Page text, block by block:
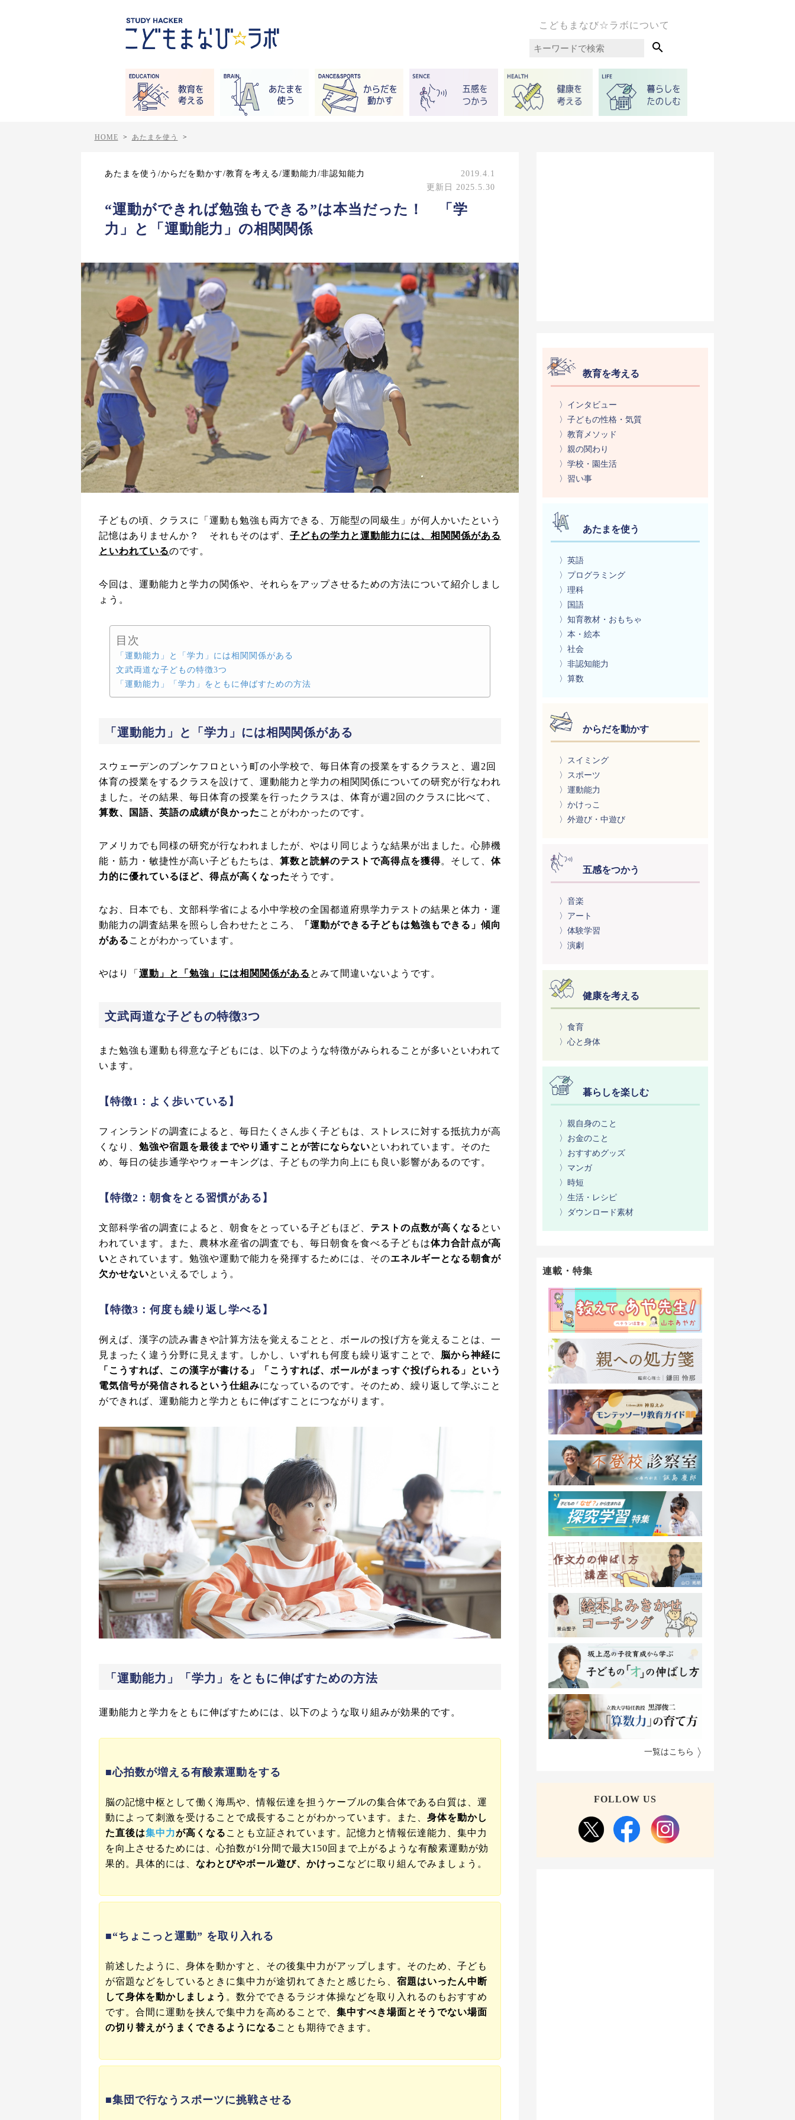
こどもまなび☆ラボについて

HOME > あたまを使う >
あたまを使う/からだを動かす/教育を考える/運動能力/非認知能力
2019.4.1
更新日 2025.5.30
“運動ができれば勉強もできる”は本当だった！ 「学
力」と「運動能力」の相関関係
子どもの頃、クラスに「運動も勉強も両方できる、万能型の同級生」が何人かいたという
記憶はありませんか？ それもそのはず、 子どもの学力と運動能力には、相関関係がある
といわれているのです。
今回は、運動能力と学力の関係や、それらをアップさせるための方法について紹介しまし
ょう。
目次
「運動能力」と「学力」には相関関係がある
文武両道な子どもの特徴3つ
「運動能力」「学力」をともに伸ばすための方法
「運動能力」と「学力」には相関関係がある
スウェーデンのブンケフロという町の小学校で、毎日体育の授業をするクラスと、週2回
体育の授業をするクラスを設けて、運動能力と学力の相関関係についての研究が行なわれ
ました。その結果、毎日体育の授業を行ったクラスは、体育が週2回のクラスに比べて、
算数、国語、英語の成績が良かった ことがわかったのです。
アメリカでも同様の研究が行なわれましたが、やはり同じような結果が出ました。心肺機
能・筋力・敏捷性が高い子どもたちは、 算数と読解のテストで高得点を獲得。そして、 体
力的に優れているほど、得点が高くなったそうです。
なお、日本でも、文部科学省による小中学校の全国都道府県学力テストの結果と体力・運
動能力の調査結果を照らし合わせたところ、
「運動ができる子どもは勉強もできる」傾向
がある ことがわかっています。
やはり「 運動」と「勉強」には相関関係がある とみて間違いないようです。
文武両道な子どもの特徴3つ
また勉強も運動も得意な子どもには、以下のような特徴がみられることが多いといわれて
います。
【特徴1：よく歩いている】
フィンランドの調査によると、毎日たくさん歩く子どもは、ストレスに対する抵抗力が高
くなり、 勉強や宿題を最後までやり通すことが苦にならないといわれています。そのた
め、毎日の徒歩通学やウォーキングは、子どもの学力向上にも良い影響があるのです。
【特徴2：朝食をとる習慣がある】
文部科学省の調査によると、朝食をとっている子どもほど、 テストの点数が高くなる とい
われています。また、農林水産省の調査でも、毎日朝食を食べる子どもは体力合計点が高
いとされています。勉強や運動で能力を発揮するためには、そのエネルギーとなる朝食が
欠かせないといえるでしょう。
【特徴3：何度も繰り返し学べる】
例えば、漢字の読み書きや計算方法を覚えることと、ボールの投げ方を覚えることは、一
見まったく違う分野に見えます。しかし、いずれも何度も繰り返すことで、 脳から神経に
「こうすれば、この漢字が書ける」「こうすれば、ボールがまっすぐ投げられる」という
電気信号が発信されるという仕組みになっているのです。そのため、繰り返して学ぶこと
ができれば、運動能力と学力ともに伸ばすことにつながります。
「運動能力」「学力」をともに伸ばすための方法
運動能力と学力をともに伸ばすためには、以下のような取り組みが効果的です。
■心拍数が増える有酸素運動をする
脳の記憶中枢として働く海馬や、情報伝達を担うケーブルの集合体である白質は、運
動によって刺激を受けることで成長することがわかっています。また、 身体を動かし
た直後は集中力が高くなる ことも立証されています。記憶力と情報伝達能力、集中力
を向上させるためには、心拍数が1分間で最大150回まで上がるような有酸素運動が効
果的。具体的には、 なわとびやボール遊び、かけっこ などに取り組んでみましょう。
■“ちょこっと運動” を取り入れる
前述したように、身体を動かすと、その後集中力がアップします。そのため、子ども
が宿題などをしているときに集中力が途切れてきたと感じたら、 宿題はいったん中断
して身体を動かしましょう 。数分でできるラジオ体操などを取り入れるのもおすすめ
です。合間に運動を挟んで集中力を高めることで、 集中すべき場面とそうでない場面
の切り替えがうまくできるようになる ことも期待できます。
■集団で行なうスポーツに挑戦させる
教育を考える
〉インタビュー
〉子どもの性格・気質
〉教育メソッド
〉親の関わり
〉学校・園生活
〉習い事
あたまを使う
〉英語
〉プログラミング
〉理科
〉国語
〉知育教材・おもちゃ
〉本・絵本
〉社会
〉非認知能力
〉算数
からだを動かす
〉スイミング
〉スポーツ
〉運動能力
〉かけっこ
〉外遊び・中遊び
五感をつかう
〉音楽
〉アート
〉体験学習
〉演劇
健康を考える
〉食育
〉心と身体
暮らしを楽しむ
〉親自身のこと
〉お金のこと
〉おすすめグッズ
〉マンガ
〉時短
〉生活・レシピ
〉ダウンロード素材
連載・特集
一覧はこちら
FOLLOW US